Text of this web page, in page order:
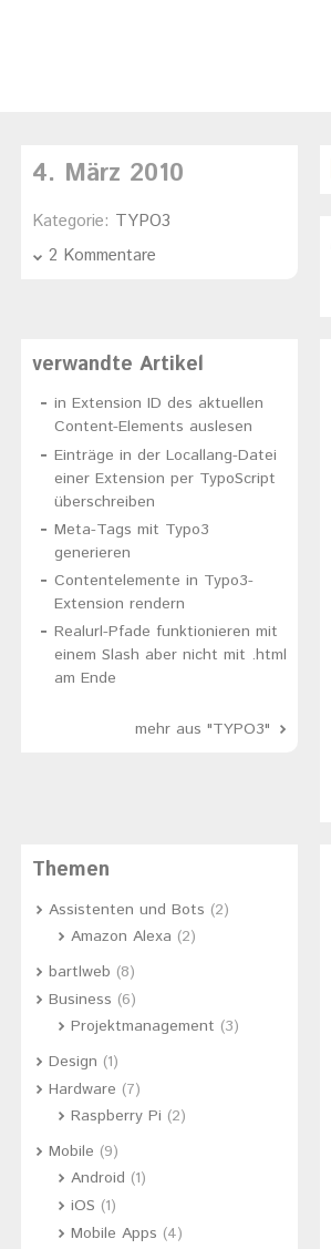
4. März 2010
Kategorie: TYPO3
2 Kommentare
verwandte Artikel
in Extension ID des aktuellen
Content-Elements auslesen
Einträge in der Locallang-Datei
einer Extension per TypoScript
überschreiben
Meta-Tags mit Typo3
generieren
Contentelemente in Typo3-
Extension rendern
Realurl-Pfade funktionieren mit
einem Slash aber nicht mit .html
am Ende
mehr aus "TYPO3"
Themen
Assistenten und Bots (2)
Amazon Alexa (2)
bartlweb (8)
Business (6)
Projektmanagement (3)
Design (1)
Hardware (7)
Raspberry Pi (2)
Mobile (9)
Android (1)
iOS (1)
Mobile Apps (4)